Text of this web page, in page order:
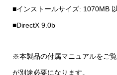
■インストールサイズ: 1070MB
■DirectX 9.0b
※本製品の付属マニュアルをご
が別途必要になります。